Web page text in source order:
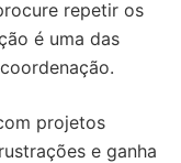
repetir os
é uma das
projetos
e ganha